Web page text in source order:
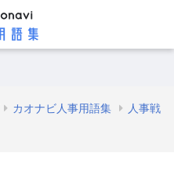
カオナビ人事用語集
人事戦